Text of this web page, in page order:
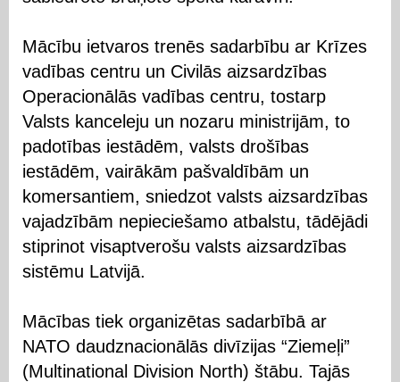
Mācību ietvaros trenēs sadarbību ar Krīzes
vadības centru un Civilās aizsardzības
Operacionālās vadības centru, tostarp
Valsts kanceleju un nozaru ministrijām, to
padotības iestādēm, valsts drošības
iestādēm, vairākām pašvaldībām un
komersantiem, sniedzot valsts aizsardzības
vajadzībām nepieciešamo atbalstu, tādējādi
stiprinot visaptverošu valsts aizsardzības
sistēmu Latvijā.
Mācības tiek organizētas sadarbībā ar
NATO daudznacionālās divīzijas “Ziemeļi”
(Multinational Division North) štābu. Tajās